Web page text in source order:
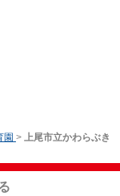
園 > 上尾市立かわらぶき